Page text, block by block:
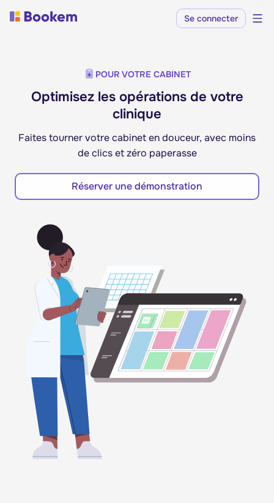
Se connecter
POUR VOTRE CABINET
Optimisez les opérations de votre
clinique
Faites tourner votre cabinet en douceur, avec moins
de clics et zéro paperasse
Réserver une démonstration